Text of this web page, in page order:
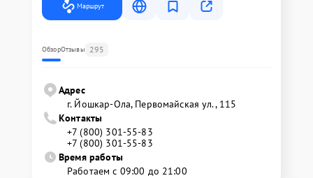
Маршрут
ОбзорОтзывы 295
Адрес
г. Йошкар-Ола, Первомайская ул., 115
Контакты
+7 (800) 301-55-83
+7 (800) 301-55-83
Время работы
Работаем с 09:00 до 21:00